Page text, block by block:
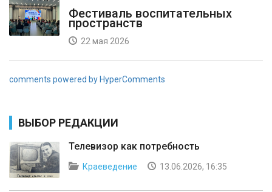
Фестиваль воспитательных
пространств
22 мая 2026
comments powered by HyperComments
ВЫБОР РЕДАКЦИИ
Телевизор как потребность
Краеведение 13.06.2026, 16:35